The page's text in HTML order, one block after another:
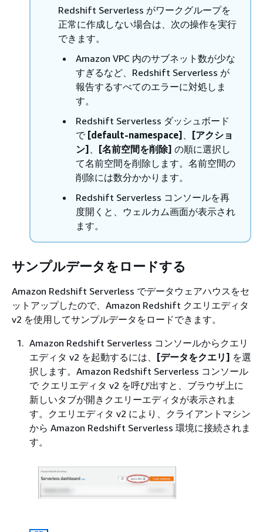
Redshift Serverless がワークグループを
正常に作成しない場合は、次の操作を実行
できます。
Amazon VPC 内のサブネット数が少な
すぎるなど、Redshift Serverless が
報告するすべてのエラーに対処しま
す。
Redshift Serverless ダッシュボード
で [default-namespace]
[アクショ
ン]
[名前空間を削除] の順に選択し
て名前空間を削除します。名前空間の
削除には数分かかります。
Redshift Serverless コンソールを再
度開くと、ウェルカム画面が表示され
ます。
サンプルデータをロードする
Amazon Redshift Serverless でデータウェアハウスをセ
ットアップしたので、Amazon Redshift クエリエディタ
v2 を使用してサンプルデータをロードできます。
Amazon Redshift Serverless コンソールからクエリ
エディタ v2 を起動するには、 [データをクエリ] を選
択します。Amazon Redshift Serverless コンソール
で クエリエディタ v2 を呼び出すと、ブラウザ上に
新しいタブが開きクエリーエディタが表示されま
す。クエリエディタ v2 により、クライアントマシン
から Amazon Redshift Serverless 環境に接続されま
す。